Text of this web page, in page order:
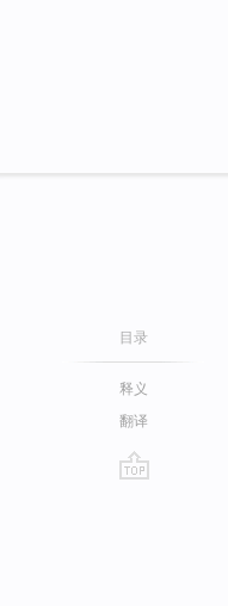
目录
释义
翻译